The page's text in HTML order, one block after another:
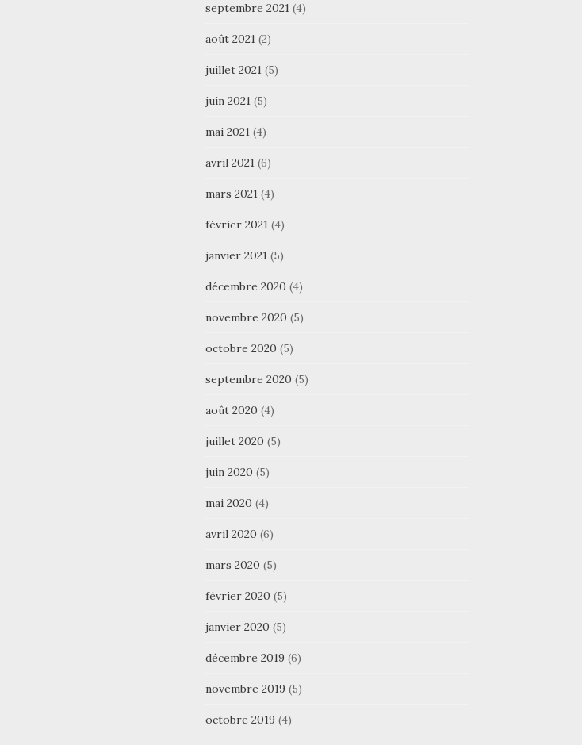
septembre 2021(4)
août 2021(2)
juillet 2021(5)
juin 2021(5)
mai 2021(4)
avril 2021(6)
mars 2021(4)
février 2021(4)
janvier 2021(5)
décembre 2020 (4)
novembre 2020 (5)
octobre 2020 (5)
septembre 2020 (5)
août 2020 (4)
juillet 2020 (5)
juin 2020 (5)
mai 2020 (4)
avril 2020 (6)
mars 2020 (5)
février 2020 (5)
janvier 2020 (5)
décembre 2019 (6)
novembre 2019 (5)
octobre 2019 (4)